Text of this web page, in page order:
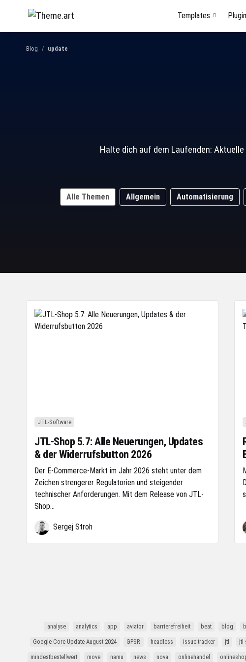
Templates
Blog update
Halte dich auf dem Laufenden:
Alle Themen Allgemein Automatisierung
JTL-Software
JTL-Shop 5.7: Alle Neuerungen, Updates
& der Widerrufsbutton 2026
Der E-Commerce-Markt im Jahr 2026 steht unter dem
Zeichen strengerer Regulatorien und steigender
technischer Anforderungen. Mit dem Release von JTL-
Shop...
Sergej Stroh
analyse analytics app aviator barrierefreiheit beat blog
Google Core Update August 2024 GPSR headless issue-tracker jtl jtl
mindestbestellwert move namu news nova onlinehandel